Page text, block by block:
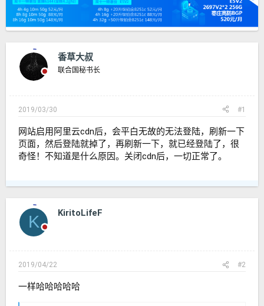
人
香草大叔
联合国秘书长
2019/03/30 #1
网站启用阿里云cdn后，会平白无故的无法登陆，刷新一下
页面，然后登陆就掉了，再刷新一下，就已经登陆了，很
奇怪！不知道是什么原因。关闭cdn后，一切正常了。
K KiritoLifeF
2019/04/22 #2
一样哈哈哈哈哈